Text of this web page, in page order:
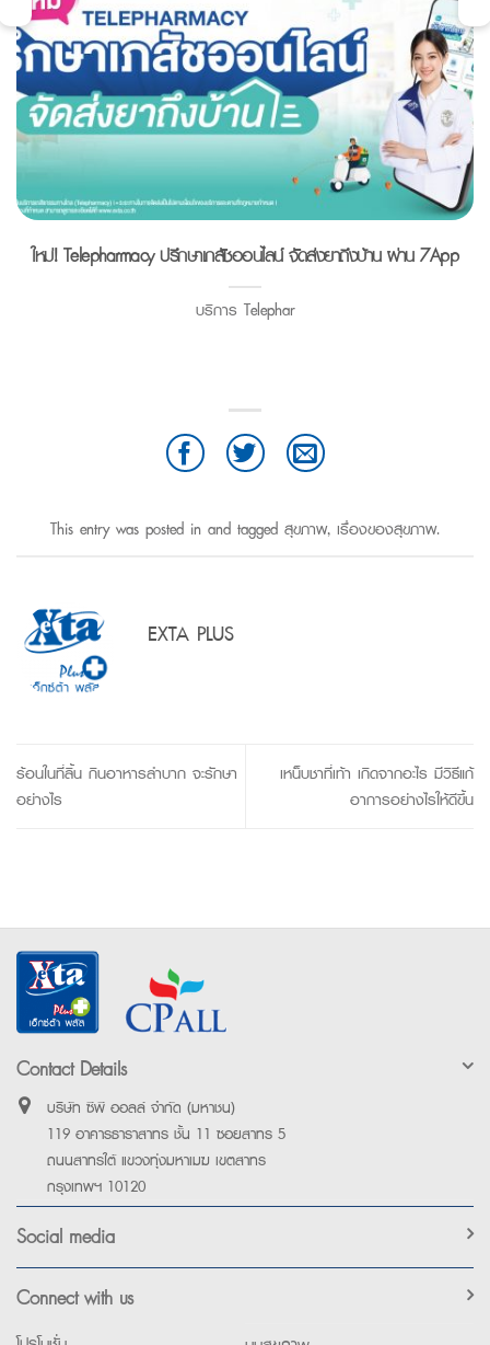
ใหม่! Telepharmacy ปรึกษาเภสัชออนไลน์ จัดส่งยาถึงบ้าน ผ่าน 7App
บริการ Telephar
This entry was posted in and tagged สุขภาพ, เรื่องของสุขภาพ.
EXTA PLUS
ร้อนในที่ลิ้น กินอาหารลำบาก จะรักษา
อย่างไร
เหน็บชาที่เท้า เกิดจากอะไร มีวิธีแก้
อาการอย่างไรให้ดีขึ้น
Contact Details
บริษัท ซีพี ออลล์ จำกัด (มหาชน)
119 อาคารธาราสาทร ชั้น 11 ซอยสาทร 5
ถนนสาทรใต้ แขวงทุ่งมหาเมฆ เขตสาทร
กรุงเทพฯ 10120
Social media
Connect with us